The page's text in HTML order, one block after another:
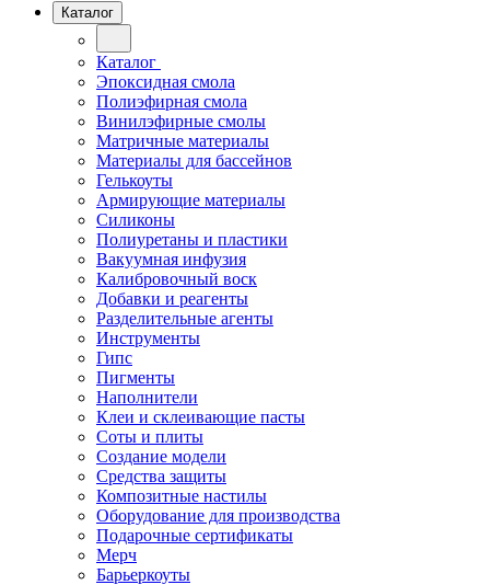
Каталог
Каталог
Эпоксидная смола
Полиэфирная смола
Винилэфирные смолы
Матричные материалы
Материалы для бассейнов
Гелькоуты
Армирующие материалы
Силиконы
Полиуретаны и пластики
Вакуумная инфузия
Калибровочный воск
Добавки и реагенты
Разделительные агенты
Инструменты
Гипс
Пигменты
Наполнители
Клеи и склеивающие пасты
Соты и плиты
Создание модели
Средства защиты
Композитные настилы
Оборудование для производства
Подарочные сертификаты
Мерч
Барьеркоуты